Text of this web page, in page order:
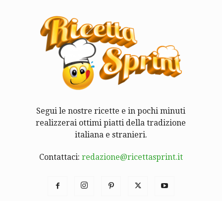
Segui le nostre ricette e in pochi minuti
realizzerai ottimi piatti della tradizione
italiana e stranieri.
Contattaci: redazione@ricettasprint.it